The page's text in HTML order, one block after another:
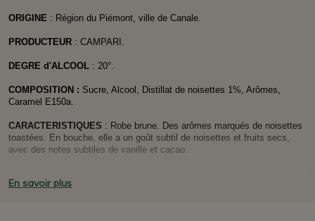
ORIGINE : Région du Piémont, ville de Canale.
PRODUCTEUR : CAMPARI.
DEGRE d'ALCOOL : 20°.
COMPOSITION : Sucre, Alcool, Distillat de noisettes 1%, Arômes,
Caramel E150a.
CARACTERISTIQUES : Robe brune. Des arômes marqués de noisettes
toastées. En bouche, elle a un goût subtil de noisettes et fruits secs,
avec des notes subtiles de vanille et cacao.
également en apéritif. Servir glaçé, idalement avec des glaçons et un
En savoir plus